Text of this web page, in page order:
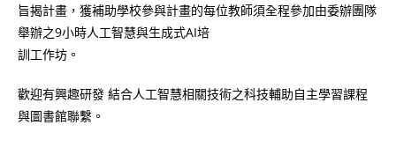
旨揭計畫，獲補助學校參與計畫的每位教師須全程參加由委辦團隊
舉辦之9小時人工智慧與生成式AI培
訓工作坊。
歡迎有興趣研發 結合人工智慧相關技術之科技輔助自主學習課程
與圖書館聯繫。